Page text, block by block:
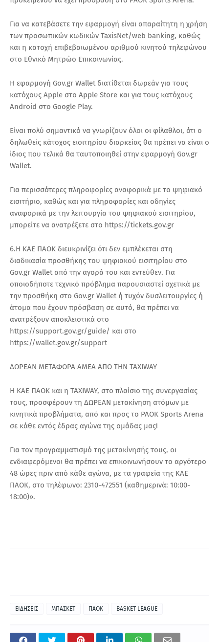
Για να κατεβάσετε την εφαρμογή είναι απαραίτητη η χρήση
των προσωπικών κωδικών TaxisNet/web banking, καθώς
και η κατοχή επιβεβαιωμένου αριθμού κινητού τηλεφώνου
στο Εθνικό Μητρώο Επικοινωνίας.
Η εφαρμογή Gov.gr Wallet διατίθεται δωρεάν για τους
κατόχους Apple στο Apple Store και για τους κατόχους
Android στο Google Play.
Είναι πολύ σημαντικό να γνωρίζουν όλοι οι φίλαθλοι, ότι ο
δηλωθείς κάτοχος εισιτηρίου διαρκείας θα πρέπει να είναι ο
ίδιος που τελικά θα ταυτοποιηθεί στην εφαρμογή Gov.gr
Wallet.
Για περισσότερες πληροφορίες αναφορικά με το ψηφιακό
εισιτήριο, καθώς και για πληροφορίες και οδηγίες
αναφορικά με την λειτουργία του ψηφιακού εισιτηρίου,
μπορείτε να ανατρέξετε στο https://tickets.gov.gr
6.Η ΚΑΕ ΠΑΟΚ διευκρινίζει ότι δεν εμπλέκεται στη
διαδικασία προσθήκης του ψηφιακού εισιτηρίου στο
Gov.gr Wallet από την αγορά του και εντεύθεν. Για
οποιοδήποτε τεχνικό πρόβλημα παρουσιαστεί σχετικά με
την προσθήκη στο Gov.gr Wallet ή τυχόν δυσλειτουργίες ή
άτομα που έχουν πρόσβαση σε αυτό, θα πρέπει να
ανατρέξουν αποκλειστικά στο
https://support.gov.gr/guide/ και στο
https://wallet.gov.gr/support
ΔΩΡΕΑΝ ΜΕΤΑΦΟΡΑ ΑΜΕΑ ΑΠΟ ΤΗΝ TAXIWAY
Η ΚΑΕ ΠΑΟΚ και η TAXIWAY, στο πλαίσιο της συνεργασίας
τους, προσφέρουν τη ΔΩΡΕΑΝ μετακίνηση ατόμων με
κινητικά προβλήματα, από και προς το PAOK Sports Arena
σε κάθε εντός έδρας αγώνα της ομάδας μας!
Για τον προγραμματισμό της μετακίνησής τους, οι
ενδιαφερόμενοι θα πρέπει να επικοινωνήσουν το αργότερο
48 ώρες πριν από κάθε αγώνα, με τα γραφεία της ΚΑΕ
ΠΑΟΚ, στο τηλέφωνο: 2310-472551 (καθημερινά: 10:00-
18:00)».
ΕΙΔΗΣΕΙΣ ΜΠΑΣΚΕΤ ΠΑΟΚ BASKET LEAGUE